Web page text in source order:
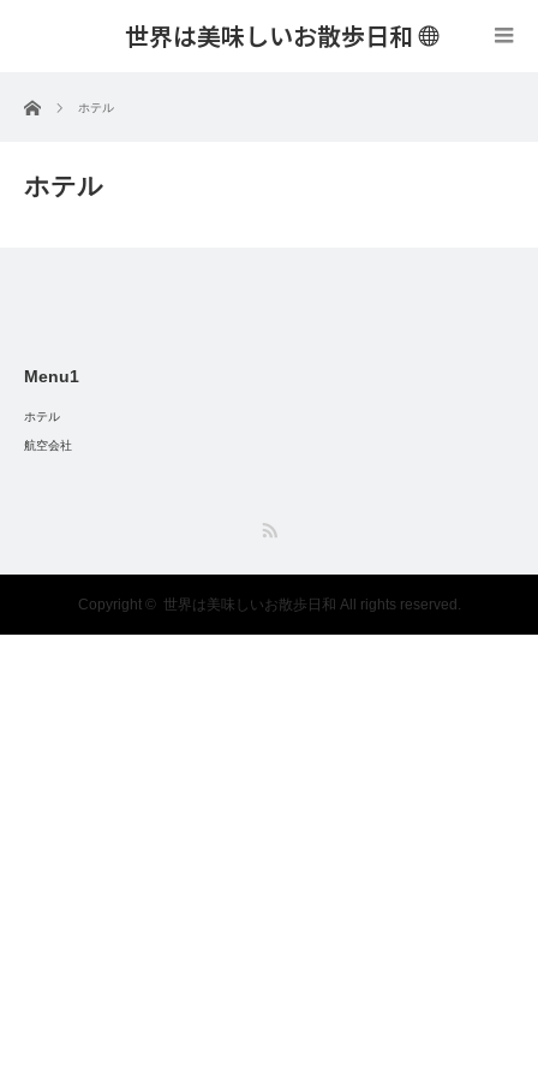
世界は美味しいお散歩日和
ホーム ホテル
ホテル
Menu1
ホテル
航空会社
Copyright © 世界は美味しいお散歩日和 All rights reserved.